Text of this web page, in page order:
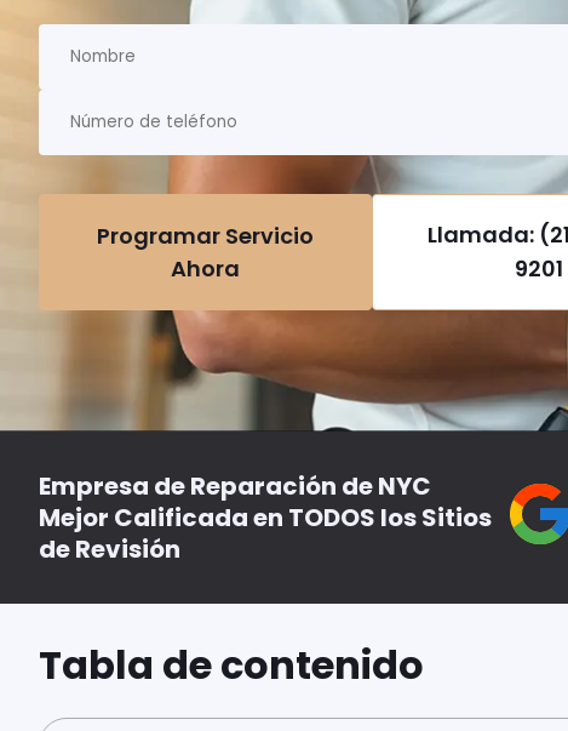
Programar Servicio
Ahora
Llamada:
9201
Empresa de Reparación de NYC
Mejor Calificada en TODOS los Sitios
de Revisión
Tabla de contenido